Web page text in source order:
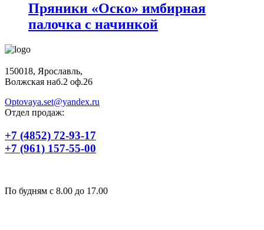
Пряники «Оско» имбирная
палочка с начинкой
150018, Ярославль,
Волжская наб.2 оф.26
Optovaya.set@yandex.ru
Отдел продаж:
+7 (4852) 72-93-17
+7 (961) 157-55-00
По будням c 8.00 до 17.00